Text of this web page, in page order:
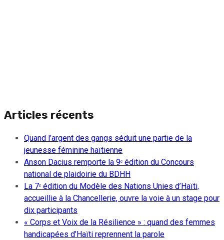
Articles récents
Quand l’argent des gangs séduit une partie de la
jeunesse féminine haïtienne
Anson Dacius remporte la 9ᵉ édition du Concours
national de plaidoirie du BDHH
La 7ᵉ édition du Modèle des Nations Unies d’Haïti,
accueillie à la Chancellerie, ouvre la voie à un stage pour
dix participants
« Corps et Voix de la Résilience » : quand des femmes
handicapées d’Haïti reprennent la parole